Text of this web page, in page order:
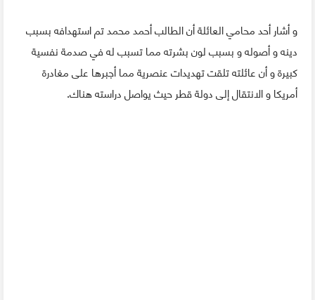
و أشار أحد محامي العائلة أن الطالب أحمد محمد تم استهدافه بسبب
دينه و أصوله و بسبب لون بشرته مما تسبب له في صدمة نفسية
كبيرة و أن عائلته تلقت تهديدات عنصرية مما أجبرها على مغادرة
أمريكا و الانتقال إلى دولة قطر حيث يواصل دراسته هناك.